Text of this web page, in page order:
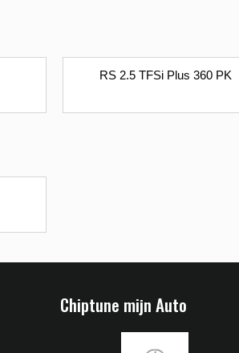
RS 2.5 TFSi Plus 360 PK
Chiptune mijn Auto